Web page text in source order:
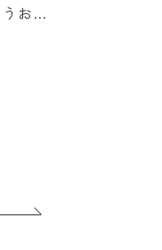
お得
名古
♪高
もゆ